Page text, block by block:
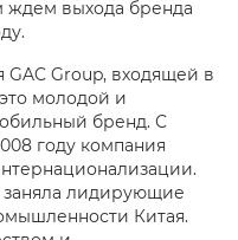
ждем выхода бренда
GAC Group, входящей в
молодой и
бренд. С
году компания
заняла лидирующие
Китая.